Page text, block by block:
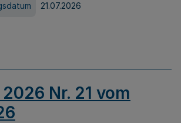
21.07.2026
2026 Nr. 21 vom